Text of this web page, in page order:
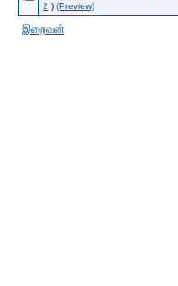
2 ) (Preview)
இறைவன்